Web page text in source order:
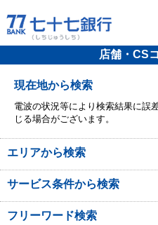
店舗・CS
現在地から検索
電波の状況等により検索結果に誤
じる場合がございます。
エリアから検索
サービス条件から検索
フリーワード検索